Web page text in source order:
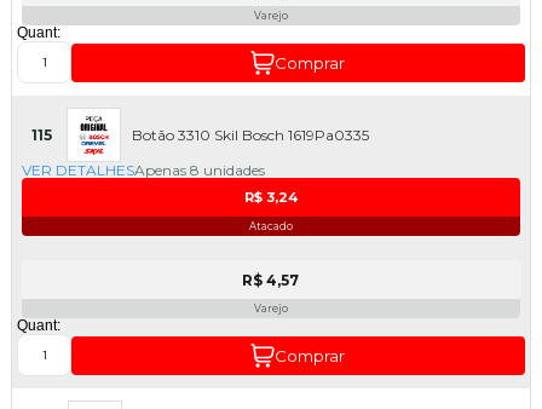
Varejo
Quant:
Comprar
115
Botão 3310 Skil Bosch 1619Pa0335
VER DETALHESApenas 8 unidades
R$ 3,24
Atacado
R$ 4,57
Varejo
Quant:
Comprar